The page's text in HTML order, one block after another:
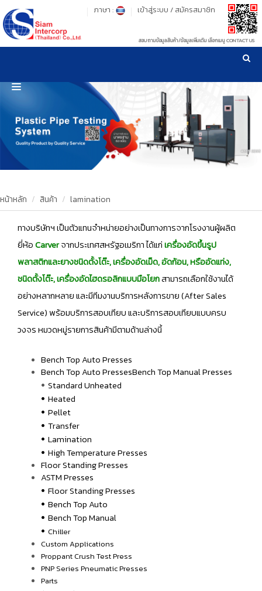
รู้ลึก รู้จริง เรื่องเครื่องมือทดสอบวัสดุ ! ยืน 1 เรื่องมาตรฐานการให้บริการ
เข้าสู่ระบบ / สมัครสมาชิก
ภาษา :
สอบถามข้อมูลสินค้า/ข้อมูลเพิ่มเติม เลือกเมนู CONTACT US
HOME
PRODUCT
OUR CLIENTS
OUR WORKS
CALIBRATION
CONTACT US
หน้าหลัก สินค้า lamination
ทางบริษัทฯ เป็นตัวแทนจำหน่ายอย่างเป็นทางการจากโรงงานผู้ผลิต
ยี่ห้อCarverจากประเทศสหรัฐอเมริกา ได้แก่เครื่องอัดขึ้นรูป
พลาสติกและยางชนิดตั้งโต๊ะ, เครื่องอัดเม็ด, อัดก้อน, หรืออัดแท่ง,
ชนิดตั้งโต๊ะ, เครื่องอัดไฮดรอลิกแบบมือโยกสามารถเลือกใช้งานได้
อย่างหลากหลาย และมีทีมงานบริการหลังการขาย (After Sales
Service) พร้อมบริการสอบเทียบ และบริการสอบเทียบแบบครบ
วงจร หมวดหมู่รายการสินค้ามีตามด้านล่างนี้
Bench Top Auto Presses
Bench Top Auto PressesBench Top Manual Presses
• Standard Unheated
• Heated
• Pellet
• Transfer
• Lamination
• High Temperature Presses
Floor Standing Presses
ASTM Presses
• Floor Standing Presses
• Bench Top Auto
• Bench Top Manual
• Chiller
Custom Applications
Proppant Crush Test Press
PNP Series Pneumatic Presses
Parts